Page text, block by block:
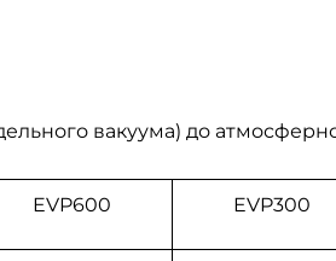
вакуума) до
EVP600 EVP300